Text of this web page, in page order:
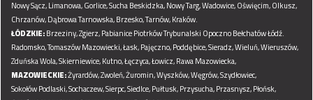
Nowy Sącz,Limanowa,Gorlice,Sucha Beskidzka,Nowy Targ,Wadowice,Oświęcim,Olkusz,
Chrzanów,Dąbrowa Tarnowska,Brzesko,Tarnów,Kraków.
ŁÓDZKIE:Brzeziny,Zgierz,PabianicePiotrków Trybunalski OpocznoBełchatówŁódź.
Radomsko,Tomaszów Mazowiecki,Łask,Pajęczno,Poddębice,Sieradz,Wieluń,Wieruszów,
Zduńska Wola,Skierniewice,Kutno,Łęczyca,Łowicz,Rawa Mazowiecka,
MAZOWIECKIE:Żyrardów,Zwoleń,Żuromin,Wyszków,Węgrów,Szydłowiec,
Sokołów Podlaski,Sochaczew,Sierpc,Siedlce,Pułtusk,Przysucha,Przasnysz,Płońsk,